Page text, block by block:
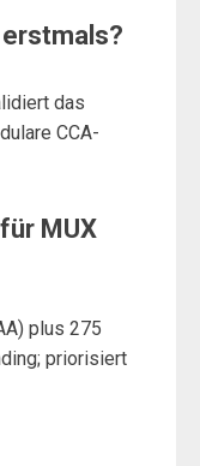
erstmals?
das
CCA-
MUX
plus 275
priorisiert